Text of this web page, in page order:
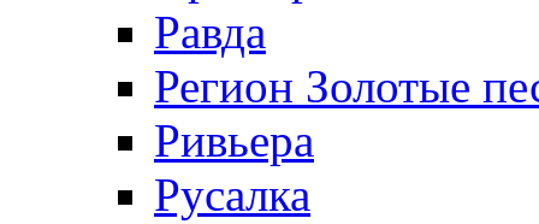
Равда
Регион Золотые
Ривьера
Русалка